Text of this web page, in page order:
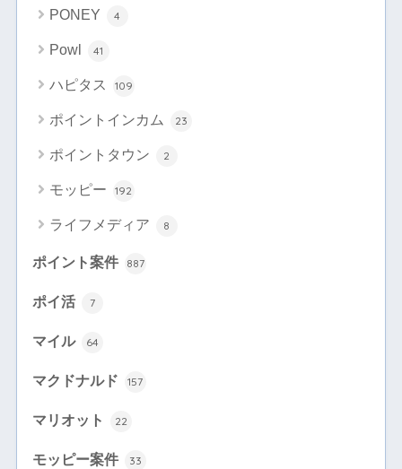
PONEY 4
Powl 41
ハピタス 109
ポイントインカム 23
ポイントタウン 2
モッピー 192
ライフメディア 8
ポイント案件 887
ポイ活 7
マイル 64
マクドナルド 157
マリオット 22
モッピー案件 33